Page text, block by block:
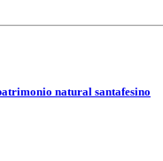
natural santafesino